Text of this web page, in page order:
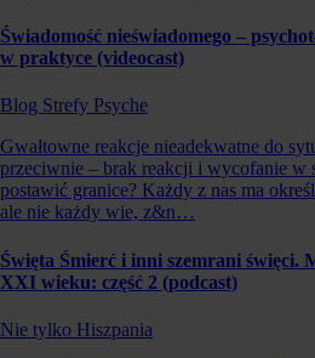
Świadomość nieświadomego –
w praktyce (videocast)
Blog Strefy Psyche
Gwałtowne reakcje nieadekwatne do
przeciwnie – brak reakcji i wycofanie w
postawić granice? Każdy z nas ma
ale nie każdy wie, z&n…
Święta Śmierć i inni szemrani święci.
XXI wieku: część 2 (podcast)
Nie tylko Hiszpania